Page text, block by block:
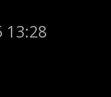
13:28